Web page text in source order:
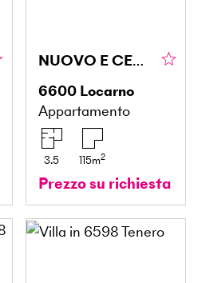
NUOVO E CENTRALE CON GIARDINO IN COSTRUZIONE
6600 Locarno
Appartamento
3.5 115m2
Prezzo su richiesta